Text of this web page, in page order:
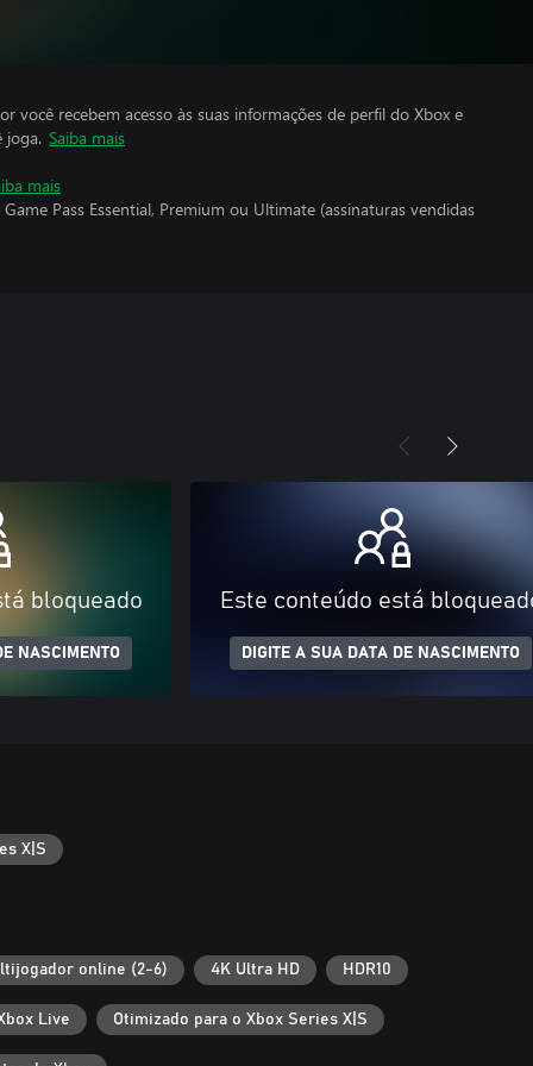
você recebem acesso às suas informações de perfil do Xbox e
joga. Saiba mais
mais
Pass Essential, Premium ou Ultimate (assinaturas vendidas
bloqueado
NASCIMENTO
Este conteúdo está
DIGITE A SUA DATA DE NASCIMENTO
X|S
online (2-6) 4K Ultra HD HDR10
Live Otimizado para o Xbox Series X|S